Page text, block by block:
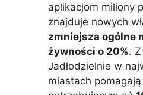
aplikacjom miliony
znajduje nowych
zmniejsza ogólne
żywności o 20%.
Jadłodzielnie w
miastach